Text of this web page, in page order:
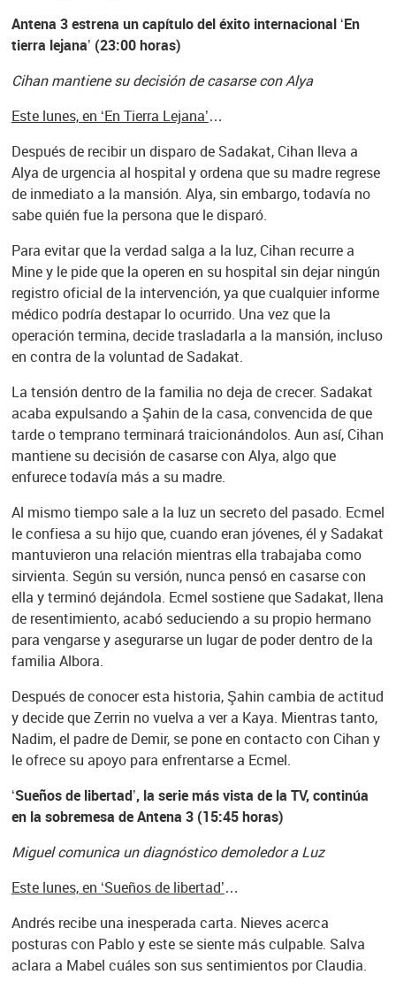
Antena 3 estrena un capítulo del éxito internacional ‘En
tierra lejana’ (23:00 horas)
Cihan mantiene su decisión de casarse con Alya
Este lunes, en ‘En Tierra Lejana’…
Después de recibir un disparo de Sadakat, Cihan lleva a
Alya de urgencia al hospital y ordena que su madre regrese
de inmediato a la mansión. Alya, sin embargo, todavía no
sabe quién fue la persona que le disparó.
Para evitar que la verdad salga a la luz, Cihan recurre a
Mine y le pide que la operen en su hospital sin dejar ningún
registro oficial de la intervención, ya que cualquier informe
médico podría destapar lo ocurrido. Una vez que la
operación termina, decide trasladarla a la mansión, incluso
en contra de la voluntad de Sadakat.
La tensión dentro de la familia no deja de crecer. Sadakat
acaba expulsando a Şahin de la casa, convencida de que
tarde o temprano terminará traicionándolos. Aun así, Cihan
mantiene su decisión de casarse con Alya, algo que
enfurece todavía más a su madre.
Al mismo tiempo sale a la luz un secreto del pasado. Ecmel
le confiesa a su hijo que, cuando eran jóvenes, él y Sadakat
mantuvieron una relación mientras ella trabajaba como
sirvienta. Según su versión, nunca pensó en casarse con
ella y terminó dejándola. Ecmel sostiene que Sadakat, llena
de resentimiento, acabó seduciendo a su propio hermano
para vengarse y asegurarse un lugar de poder dentro de la
familia Albora.
Después de conocer esta historia, Şahin cambia de actitud
y decide que Zerrin no vuelva a ver a Kaya. Mientras tanto,
Nadim, el padre de Demir, se pone en contacto con Cihan y
le ofrece su apoyo para enfrentarse a Ecmel.
‘Sueños de libertad’, la serie más vista de la TV, continúa
en la sobremesa de Antena 3 (15:45 horas)
Miguel comunica un diagnóstico demoledor a Luz
Este lunes, en ‘Sueños de libertad’…
Andrés recibe una inesperada carta. Nieves acerca
posturas con Pablo y este se siente más culpable. Salva
aclara a Mabel cuáles son sus sentimientos por Claudia.